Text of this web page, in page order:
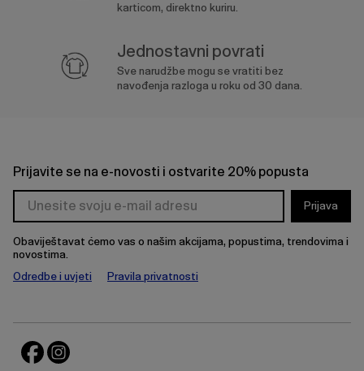
karticom, direktno kuriru.
Jednostavni povrati
Sve narudžbe mogu se vratiti bez
navođenja razloga u roku od 30 dana.
Prijavite se na e-novosti i ostvarite 20% popusta
Prijava
Obaviještavat ćemo vas o našim akcijama, popustima, trendovima i
novostima.
Odredbe i uvjeti
Pravila privatnosti